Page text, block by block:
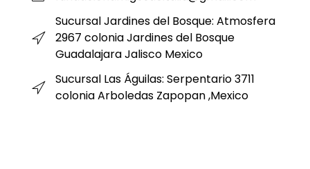
Sucursal Jardines del Bosque: Atmosfera
2967 colonia Jardines del Bosque
Guadalajara Jalisco Mexico
Sucursal Las Águilas: Serpentario 3711
colonia Arboledas Zapopan ,Mexico